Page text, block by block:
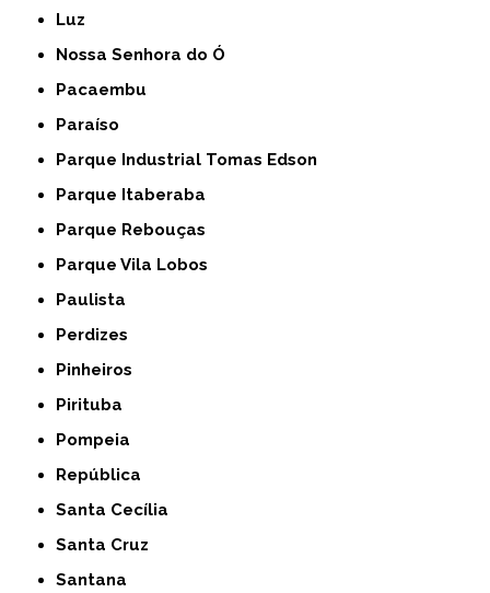
Luz
Nossa Senhora do Ó
Pacaembu
Paraíso
Parque Industrial Tomas Edson
Parque Itaberaba
Parque Rebouças
Parque Vila Lobos
Paulista
Perdizes
Pinheiros
Pirituba
Pompeia
República
Santa Cecília
Santa Cruz
Santana